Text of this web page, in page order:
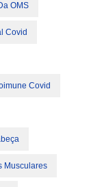
OMS
Covid
Covid
Musculares